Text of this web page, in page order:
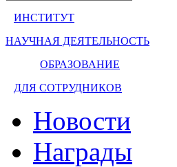
ИНСТИТУТ
НАУЧНАЯ ДЕЯТЕЛЬНОСТЬ
ОБРАЗОВАНИЕ
ДЛЯ СОТРУДНИКОВ
Новости
Награды